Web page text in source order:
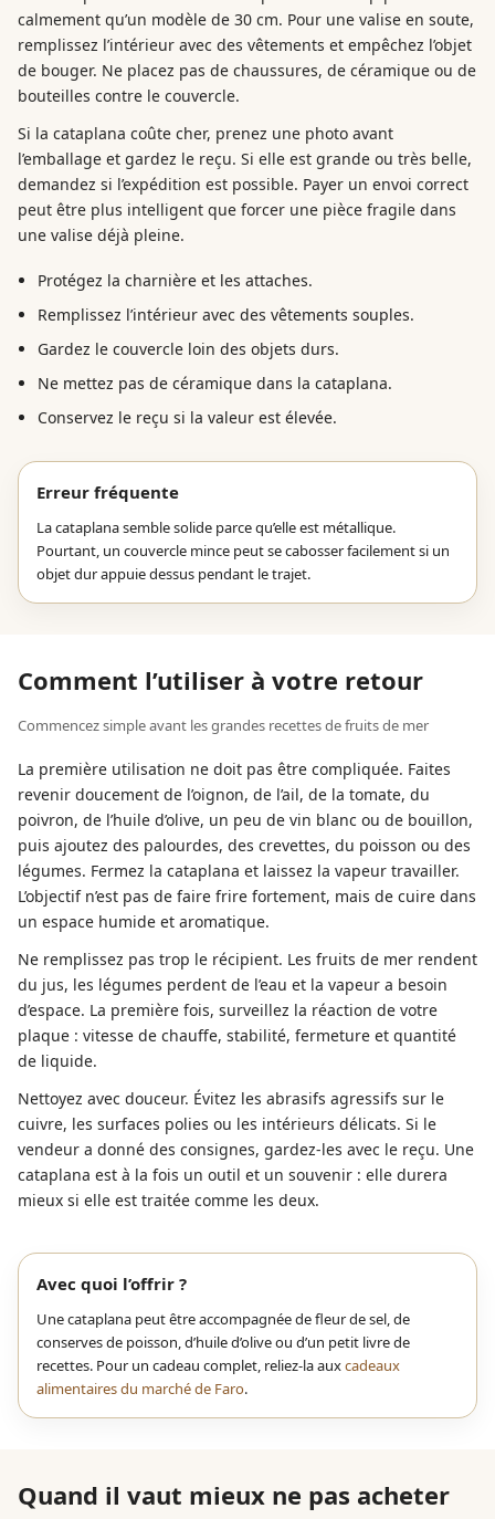
calmement qu’un modèle de 30 cm. Pour une valise en soute,
remplissez l’intérieur avec des vêtements et empêchez l’objet
de bouger. Ne placez pas de chaussures, de céramique ou de
bouteilles contre le couvercle.
Si la cataplana coûte cher, prenez une photo avant
l’emballage et gardez le reçu. Si elle est grande ou très belle,
demandez si l’expédition est possible. Payer un envoi correct
peut être plus intelligent que forcer une pièce fragile dans
une valise déjà pleine.
Protégez la charnière et les attaches.
Remplissez l’intérieur avec des vêtements souples.
Gardez le couvercle loin des objets durs.
Ne mettez pas de céramique dans la cataplana.
Conservez le reçu si la valeur est élevée.
Erreur fréquente
La cataplana semble solide parce qu’elle est métallique.
Pourtant, un couvercle mince peut se cabosser facilement si un
objet dur appuie dessus pendant le trajet.
Comment l’utiliser à votre retour
Commencez simple avant les grandes recettes de fruits de mer
La première utilisation ne doit pas être compliquée. Faites
revenir doucement de l’oignon, de l’ail, de la tomate, du
poivron, de l’huile d’olive, un peu de vin blanc ou de bouillon,
puis ajoutez des palourdes, des crevettes, du poisson ou des
légumes. Fermez la cataplana et laissez la vapeur travailler.
L’objectif n’est pas de faire frire fortement, mais de cuire dans
un espace humide et aromatique.
Ne remplissez pas trop le récipient. Les fruits de mer rendent
du jus, les légumes perdent de l’eau et la vapeur a besoin
d’espace. La première fois, surveillez la réaction de votre
plaque : vitesse de chauffe, stabilité, fermeture et quantité
de liquide.
Nettoyez avec douceur. Évitez les abrasifs agressifs sur le
cuivre, les surfaces polies ou les intérieurs délicats. Si le
vendeur a donné des consignes, gardez-les avec le reçu. Une
cataplana est à la fois un outil et un souvenir : elle durera
mieux si elle est traitée comme les deux.
Avec quoi l’offrir ?
Une cataplana peut être accompagnée de fleur de sel, de
conserves de poisson, d’huile d’olive ou d’un petit livre de
recettes. Pour un cadeau complet, reliez-la auxcadeaux
alimentaires du marché de Faro.
Quand il vaut mieux ne pas acheter